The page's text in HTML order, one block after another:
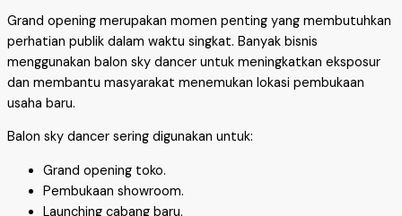
Grand opening merupakan momen penting yang membutuhkan
perhatian publik dalam waktu singkat. Banyak bisnis
menggunakan balon sky dancer untuk meningkatkan eksposur
dan membantu masyarakat menemukan lokasi pembukaan
usaha baru.
Balon sky dancer sering digunakan untuk:
Grand opening toko.
Pembukaan showroom.
Launching cabang baru.